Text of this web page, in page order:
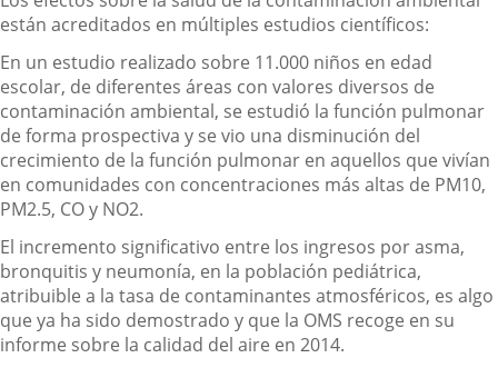
están acreditados en múltiples estudios científicos:
En un estudio realizado sobre 11.000 niños en edad
escolar, de diferentes áreas con valores diversos de
contaminación ambiental, se estudió la función pulmonar
de forma prospectiva y se vio una disminución del
crecimiento de la función pulmonar en aquellos que vivían
en comunidades con concentraciones más altas de PM10,
PM2.5, CO y NO2.
El incremento significativo entre los ingresos por asma,
bronquitis y neumonía, en la población pediátrica,
atribuible a la tasa de contaminantes atmosféricos, es algo
que ya ha sido demostrado y que la OMS recoge en su
informe sobre la calidad del aire en 2014.